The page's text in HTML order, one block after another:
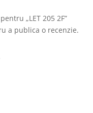
„LET 205 2F”
a publica o recenzie.